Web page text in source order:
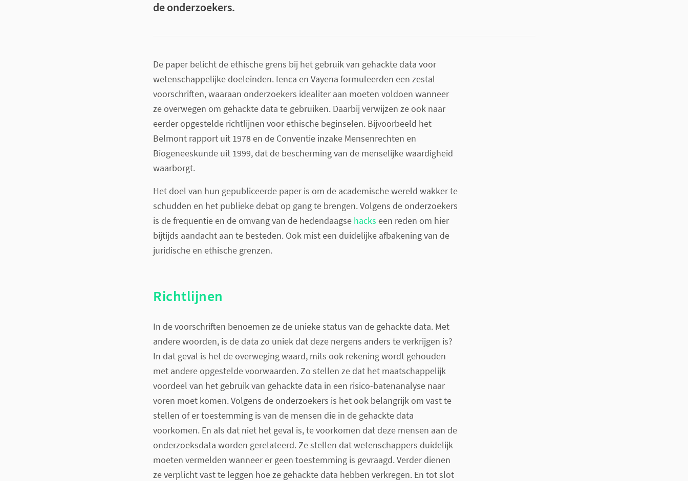
de onderzoekers.
De paper belicht de ethische grens bij het gebruik van gehackte data voor
wetenschappelijke doeleinden. Ienca en Vayena formuleerden een zestal
voorschriften, waaraan onderzoekers idealiter aan moeten voldoen wanneer
ze overwegen om gehackte data te gebruiken. Daarbij verwijzen ze ook naar
eerder opgestelde richtlijnen voor ethische beginselen. Bijvoorbeeld het
Belmont rapport uit 1978 en de Conventie inzake Mensenrechten en
Biogeneeskunde uit 1999, dat de bescherming van de menselijke waardigheid
waarborgt.
Het doel van hun gepubliceerde paper is om de academische wereld wakker te
schudden en het publieke debat op gang te brengen. Volgens de onderzoekers
is de frequentie en de omvang van de hedendaagse hacks een reden om hier
bijtijds aandacht aan te besteden. Ook mist een duidelijke afbakening van de
juridische en ethische grenzen.
Richtlijnen
In de voorschriften benoemen ze de unieke status van de gehackte data. Met
andere woorden, is de data zo uniek dat deze nergens anders te verkrijgen is?
In dat geval is het de overweging waard, mits ook rekening wordt gehouden
met andere opgestelde voorwaarden. Zo stellen ze dat het maatschappelijk
voordeel van het gebruik van gehackte data in een risico-batenanalyse naar
voren moet komen. Volgens de onderzoekers is het ook belangrijk om vast te
stellen of er toestemming is van de mensen die in de gehackte data
voorkomen. En als dat niet het geval is, te voorkomen dat deze mensen aan de
onderzoeksdata worden gerelateerd. Ze stellen dat wetenschappers duidelijk
moeten vermelden wanneer er geen toestemming is gevraagd. Verder dienen
ze verplicht vast te leggen hoe ze gehackte data hebben verkregen. En tot slot